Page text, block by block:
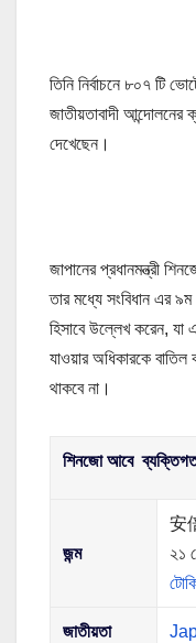
তিনি নির্বাচনে ৮০৭ টি
জাতীয়তাবাদী আন্দোলনের
দেখেছেন।
জাপানের প্রধানমন্ত্রী
তার মধ্যে সংবিধান এর
হিসাবে উল্লেখ করেন, যা
যাওয়ার অধিকারকে বাতিল
থাকবে না।
শিনজো আবে
জন্ম
安
২১
জাতীয়তা